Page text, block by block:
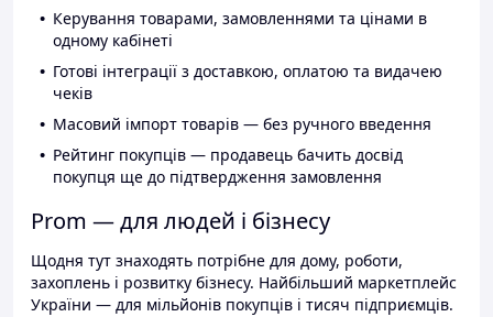
Керування товарами, замовленнями та цінами в
одному кабінеті
Готові інтеграції з доставкою, оплатою та видачею
чеків
Масовий імпорт товарів — без ручного введення
Рейтинг покупців — продавець бачить досвід
покупця ще до підтвердження замовлення
Prom — для людей і бізнесу
Щодня тут знаходять потрібне для дому, роботи,
захоплень і розвитку бізнесу. Найбільший маркетплейс
України — для мільйонів покупців і тисяч підприємців.